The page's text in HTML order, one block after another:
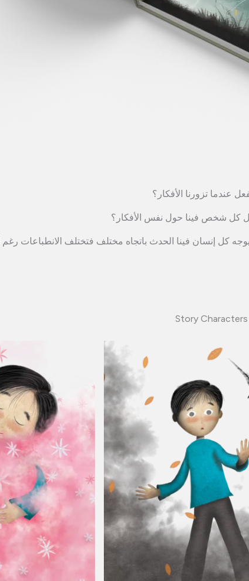
عندما تزورنا الأفكار؟
كل شخص فينا حول نفس الأفكار؟
كل إنسان فينا الحدث باتجاه مختلف فتختلف الانطباعات رغم
Story Characters